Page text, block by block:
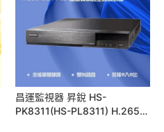
昌運監視器 昇銳 HS-
PK8311(HS-PL8311) H.265